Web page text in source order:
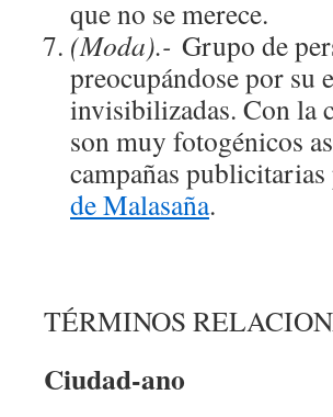
que no se merece.
(Moda).- Grupo de
preocupándose por su
invisibilizadas. Con la
son muy fotogénicos
campañas
de Malasaña.
TÉRMINOS
Ciudad-ano